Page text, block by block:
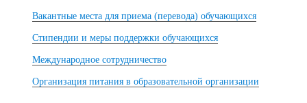
Вакантные места для приема (перевода) обучающихся
Стипендии и меры поддержки обучающихся
Международное сотрудничество
Организация питания в образовательной организации